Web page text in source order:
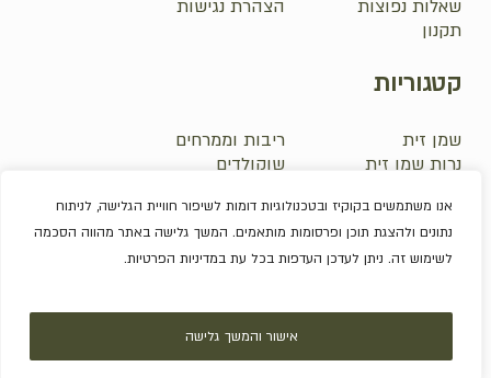
אנו משתמשים בקוקיז ובטכנולוגיות דומות לשיפור חוויית הגלישה, לניתוח
נתונים ולהצגת תוכן ופרסומות מותאמים. המשך גלישה באתר מהווה הסכמה
לשימוש זה. ניתן לעדכן העדפות בכל עת במדיניות הפרטיות.
אישור והמשך גלישה
סכום ביניים:
קטגוריות
שמן זית
נרות שמן זית
פירות יבשים
ריבות וממרחים
שוקולדים
מארזים
שאלות נפוצות
תקנון
הצהרת נגישות
© 2026 משק גרבינר.
שלושה מעצבים